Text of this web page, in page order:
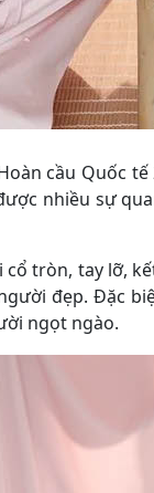
cầu Quốc
nhiều sự
tròn, tay lỡ,
đẹp. Đặc
ngọt ngào.